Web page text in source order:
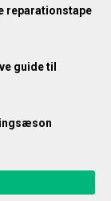
reparationstape
guide til